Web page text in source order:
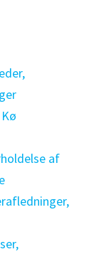
af